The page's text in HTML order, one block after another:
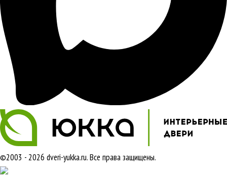
©2003 - 2026 dveri-yukka.ru. Все права защищены.